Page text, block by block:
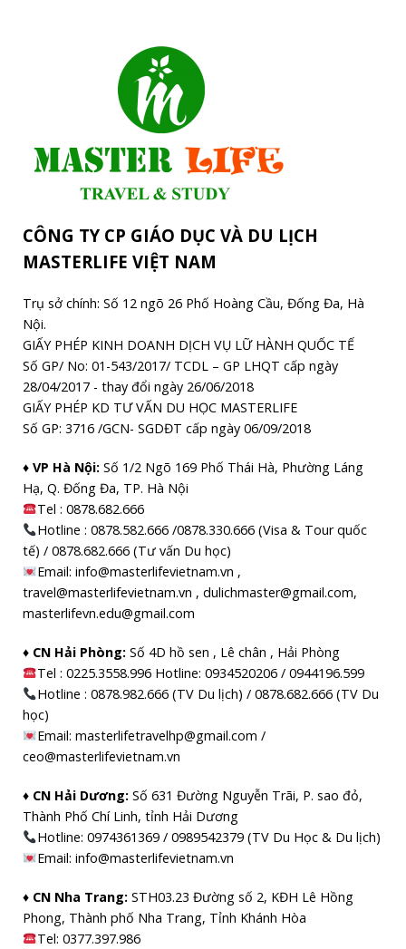
CÔNG TY CP GIÁO DỤC VÀ DU LỊCH
MASTERLIFE VIỆT NAM
Trụ sở chính: Số 12 ngõ 26 Phố Hoàng Cầu, Đống Đa, Hà
Nội.
GIẤY PHÉP KINH DOANH DỊCH VỤ LỮ HÀNH QUỐC TẾ
Số GP/ No: 01-543/2017/ TCDL – GP LHQT cấp ngày
28/04/2017 - thay đổi ngày 26/06/2018
GIẤY PHÉP KD TƯ VẤN DU HỌC MASTERLIFE
Số GP: 3716 /GCN- SGDĐT cấp ngày 06/09/2018
♦ VP Hà Nội: Số 1/2 Ngõ 169 Phố Thái Hà, Phường Láng
Hạ, Q. Đống Đa, TP. Hà Nội
Tel :0878.682.666
Hotline : 0878.582.666 /0878.330.666 (Visa & Tour quốc
tế) / 0878.682.666 (Tư vấn Du học)
Email: info@masterlifevietnam.vn ,
travel@masterlifevietnam.vn , dulichmaster@gmail.com,
masterlifevn.edu@gmail.com
♦ CN Hải Phòng: Số 4D hồ sen , Lê chân , Hải Phòng
Tel : 0225.3558.996 Hotline: 0934520206 / 0944196.599
Hotline : 0878.982.666 (TV Du lịch) / 0878.682.666 (TV Du
học)
Email: masterlifetravelhp@gmail.com /
ceo@masterlifevietnam.vn
♦ CN Hải Dương: Số 631 Đường Nguyễn Trãi, P. sao đỏ,
Thành Phố Chí Linh, tỉnh Hải Dương
Hotline: 0974361369 / 0989542379 (TV Du Học & Du lịch)
Email: info@masterlifevietnam.vn
♦ CN Nha Trang: STH03.23 Đường số 2, KĐH Lê Hồng
Phong, Thành phố Nha Trang, Tỉnh Khánh Hòa
Tel: 0377.397.986